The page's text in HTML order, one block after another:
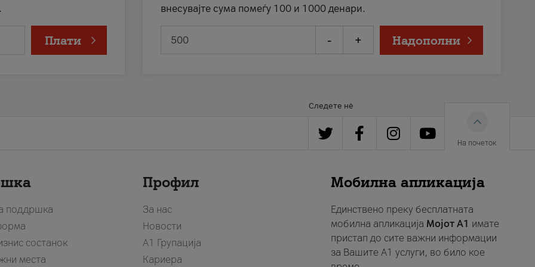
Плати
внесувајте сума помеѓу 100 и 1000 денари.
- + Надополни
Следете нè
На почеток
поддршка
состанок
места
Профил
За нас
Новости
А1 Групација
Кариера
Мобилна апликација
Единствено преку бесплатната
мобилна апликација Мојот A1 имате
пристап до сите важни информации
за Вашите A1 услуги, во било кое